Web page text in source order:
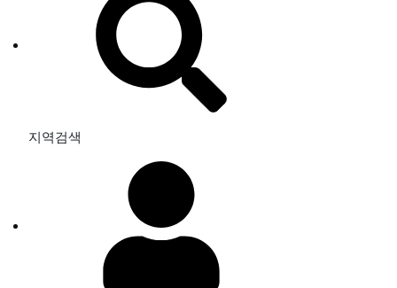
지역검색